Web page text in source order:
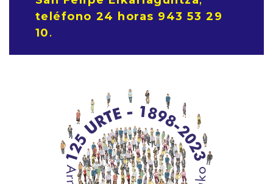
teléfono 24 horas 943 53 29
10.